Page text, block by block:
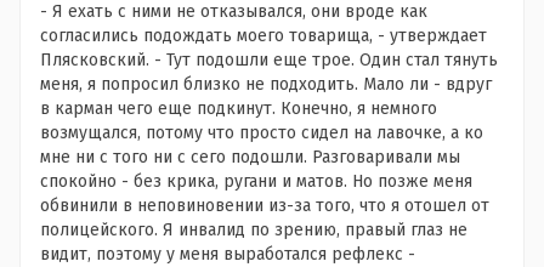
- Я ехать с ними не отказывался, они вроде как
согласились подождать моего товарища, - утверждает
Плясковский. - Тут подошли еще трое. Один стал тянуть
меня, я попросил близко не подходить. Мало ли - вдруг
в карман чего еще подкинут. Конечно, я немного
возмущался, потому что просто сидел на лавочке, а ко
мне ни с того ни с сего подошли. Разговаривали мы
спокойно - без крика, ругани и матов. Но позже меня
обвинили в неповиновении из-за того, что я отошел от
полицейского. Я инвалид по зрению, правый глаз не
видит, поэтому у меня выработался рефлекс -